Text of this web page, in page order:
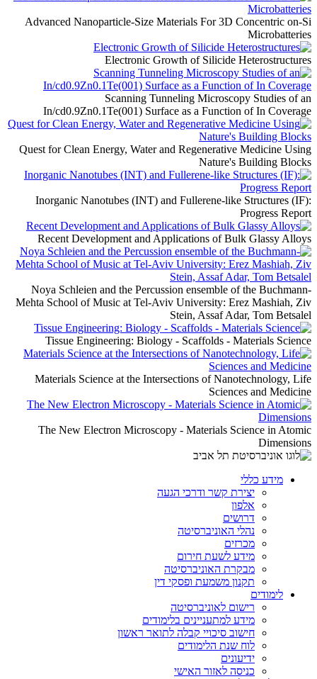
Advanced Nanoparticle-Size Materials For 3D Concentric on-Si
Microbatteries
Electronic Growth of Silicide Heterostructures
Scanning Tunneling Microscopy Studies of an
In/cd0.9Zn0.1Te(001) Surface as a Function of In Coverage
Quest for Clean Energy, Water and Regenerative Medicine Using
Nature's Building Blocks
Inorganic Nanotubes (INT) and Fullerene-like Structures (IF):
Progress Report
Recent Development and Applications of Bulk Glassy Alloys
Noya Schleien and the Percussion ensemble of the Buchmann-
Mehta School of Music at Tel-Aviv University: Erez Mashiah, Ziv
Stein, Assaf Adar, Tom Betsalel
Tissue Engineering: Biology - Scaffolds - Materials Science
Materials Science at the Intersections of Nanotechnology, Life
Sciences and Medicine
The New Electron Microscopy - Materials Science in Atomic
Dimensions
מידע כללי
יצירת קשר ודרכי הגעה
אלפון
דרושים
נהלי האוניברסיטה
מכרזים
מידע לשעת חירום
מבקרת האוניברסיטה
תקנון משמעת ופסקי דין
לימודים
רישום לאוניברסיטה
מידע למתעניינים בלימודים
חישוב סיכויי קבלה לתואר ראשון
לוח שנת הלימודים
ידיעונים
כניסה לאזור האישי